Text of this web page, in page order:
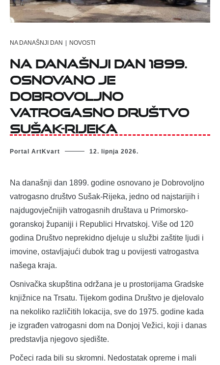
NA DANAŠNJI DAN NOVOSTI
Na današnji dan 1899.
osnovano je
Dobrovoljno
vatrogasno društvo
Sušak-Rijeka
Portal ArtKvart 12. lipnja 2026.
Na današnji dan 1899. godine osnovano je Dobrovoljno
vatrogasno društvo Sušak-Rijeka, jedno od najstarijih i
najdugovječnijih vatrogasnih društava u Primorsko-
goranskoj županiji i Republici Hrvatskoj. Više od 120
godina Društvo neprekidno djeluje u službi zaštite ljudi i
imovine, ostavljajući dubok trag u povijesti vatrogastva
našega kraja.
Osnivačka skupština održana je u prostorijama Gradske
knjižnice na Trsatu. Tijekom godina Društvo je djelovalo
na nekoliko različitih lokacija, sve do 1975. godine kada
je izgrađen vatrogasni dom na Donjoj Vežici, koji i danas
predstavlja njegovo sjedište.
Počeci rada bili su skromni. Nedostatak opreme i mali